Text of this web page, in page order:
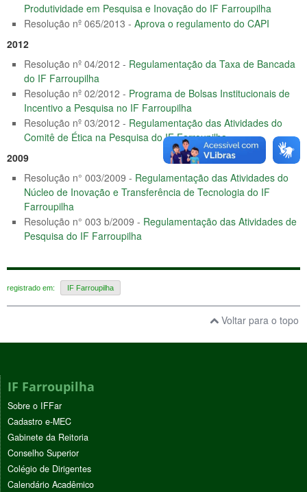
Produtividade em Pesquisa e Inovação do IF Farroupilha
Resolução nº 065/2013 - Aprova o regulamento do CAPI
2012
Resolução nº 04/2012 - Regulamentação da Taxa de Bancada
do IF Farroupilha
Resolução nº 02/2012 - Programa de Bolsas Institucionais de
Incentivo a Pesquisa no IF Farroupilha
Resolução nº 03/2012 - Regulamentação das Atividades do
Comitê de Ética na Pesquisa do IF Farroupilha
2009
Resolução n° 003/2009 - Regulamentação das Atividades do
Núcleo de Inovação e Transferência de Tecnologia do IF
Farroupilha
Resolução n° 003 b/2009 - Regulamentação das Atividades de
Pesquisa do IF Farroupilha
registrado em: IF Farroupilha
Voltar para o topo
IF Farroupilha
Sobre o IFFar
Cadastro e-MEC
Gabinete da Reitoria
Conselho Superior
Colégio de Dirigentes
Calendário Acadêmico